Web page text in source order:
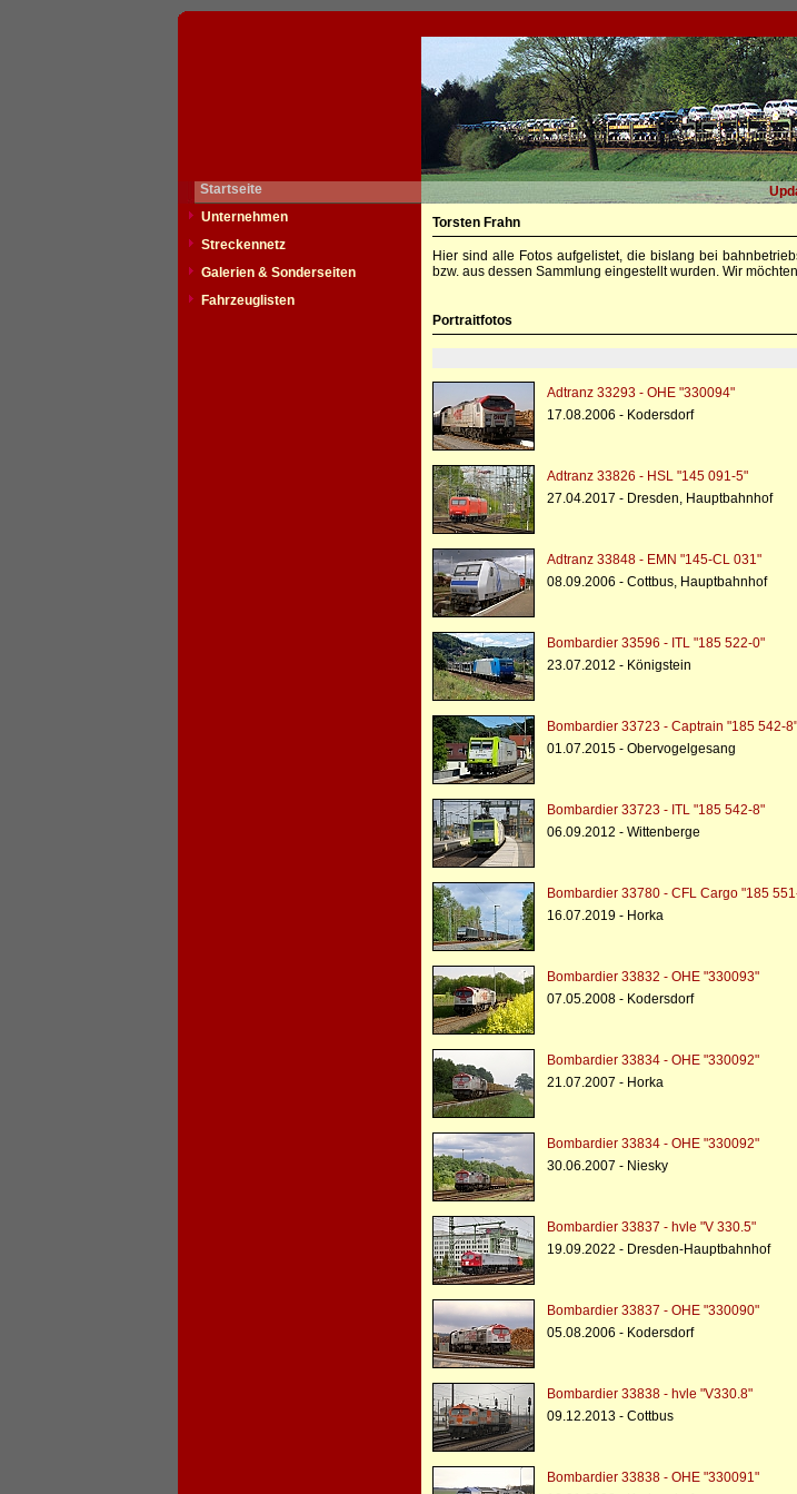
Startseite
Unternehmen
Streckennetz
Galerien & Sonderseiten
Fahrzeuglisten
Torsten Frahn
Hier sind alle Fotos aufgelistet, die bislang bei
bzw. aus dessen Sammlung eingestellt wurden. Wir
Portraitfotos
Adtranz 33293 - OHE "330094"
17.08.2006 - Kodersdorf
Adtranz 33826 - HSL "145 091-5"
27.04.2017 - Dresden, Hauptbahnhof
Adtranz 33848 - EMN "145-CL 031"
08.09.2006 - Cottbus, Hauptbahnhof
Bombardier 33596 - ITL "185 522-0"
23.07.2012 - Königstein
Bombardier 33723 - Captrain "185 542-8"
01.07.2015 - Obervogelgesang
Bombardier 33723 - ITL "185 542-8"
06.09.2012 - Wittenberge
Bombardier 33780 - CFL Cargo "185
16.07.2019 - Horka
Bombardier 33832 - OHE "330093"
07.05.2008 - Kodersdorf
Bombardier 33834 - OHE "330092"
21.07.2007 - Horka
Bombardier 33834 - OHE "330092"
30.06.2007 - Niesky
Bombardier 33837 - hvle "V 330.5"
19.09.2022 - Dresden-Hauptbahnhof
Bombardier 33837 - OHE "330090"
05.08.2006 - Kodersdorf
Bombardier 33838 - hvle "V330.8"
09.12.2013 - Cottbus
Bombardier 33838 - OHE "330091"